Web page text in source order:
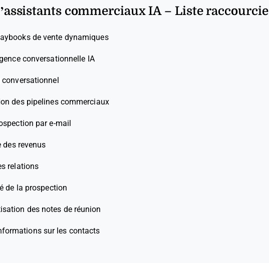
commerciaux IA – Liste raccourcie
de vente dynamiques
conversationnelle IA
des pipelines commerciaux
par e-mail
des revenus
relations
de la prospection
des notes de réunion
sur les contacts